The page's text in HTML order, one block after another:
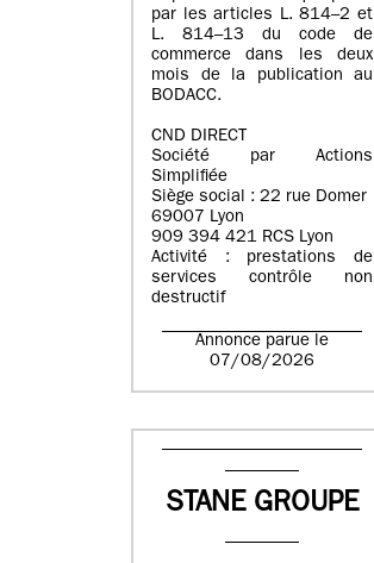
par les articles L. 814–2 et
L. 814–13 du code de
commerce dans les deux
mois de la publication au
BODACC.
CND DIRECT
Société par Actions
Simplifiée
Siège social : 22 rue Domer
69007 Lyon
909 394 421 RCS Lyon
Activité : prestations de
services contrôle non
destructif
Annonce parue le
07/08/2026
STANE GROUPE